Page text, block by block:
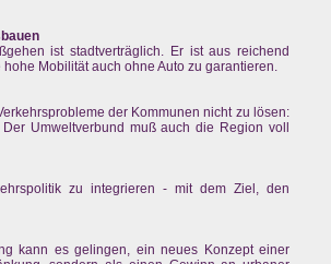
ist stadtverträglich. Er ist aus reichend
Mobilität auch ohne Auto zu garantieren.
der Kommunen nicht zu lösen:
Umweltverbund muß auch die Region voll
zu integrieren - mit dem Ziel, den
kann es gelingen, ein neues Konzept einer